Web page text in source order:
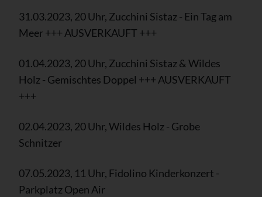
31.03.2023, 20 Uhr, Zucchini Sistaz - Ein Tag am
Meer +++ AUSVERKAUFT +++
01.04.2023, 20 Uhr, Zucchini Sistaz & Wildes
Holz - Gemischtes Doppel +++ AUSVERKAUFT
+++
02.04.2023, 20 Uhr, Wildes Holz - Grobe
Schnitzer
07.05.2023, 11 Uhr, Fidolino Kinderkonzert -
Parkplatz Open Air